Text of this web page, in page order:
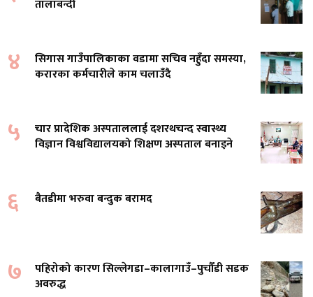
तालाबन्दी
४
सिगास गाउँपालिकाका वडामा सचिव नहुँदा समस्या,
करारका कर्मचारीले काम चलाउँदै
५
चार प्रादेशिक अस्पताललाई दशरथचन्द स्वास्थ्य
विज्ञान विश्वविद्यालयको शिक्षण अस्पताल बनाइने
६ बैतडीमा भरुवा बन्दुक बरामद
७
पहिरोको कारण सिल्लेगडा–कालागाउँ–पुर्चौंडी सडक
अवरुद्ध